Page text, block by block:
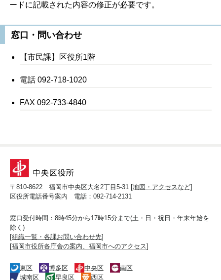
ードに記載された内容の修正が必要です。
窓口・問い合わせ
【市民課】区役所1階
電話 092-718-1020
FAX 092-733-4840
〒810-8622 福岡市中央区大名2丁目5-31 [地図・アクセスなど]
区役所電話番号案内 電話：092-714-2131
窓口受付時間：8時45分から17時15分まで(土・日・祝日・年末年始を
除く)
[組織一覧・各課お問い合わせ先]
[福岡市役所各庁舎の案内、福岡市へのアクセス]
東区 博多区 中央区
南区
城南区
早良区 西区